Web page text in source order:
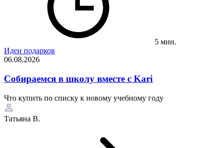
5 мин.
Идеи подарков
06.08.2026
Собираемся в школу вместе с Kari
Что купить по списку к новому учебному году
Татьяна В.